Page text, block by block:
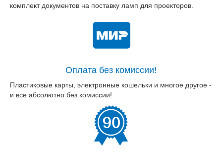
комплект документов на поставку ламп для проекторов.
Оплата без комиссии!
Пластиковые карты, электронные кошельки и многое другое -
и все абсолютно без комиссии!